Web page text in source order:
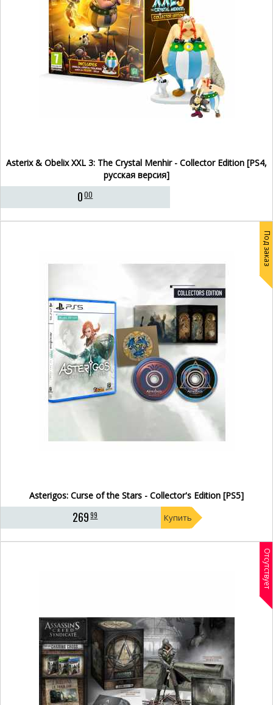
Asterix & Obelix XXL 3: The Crystal Menhir - Collector Edition [PS4,
русская версия]
000
Под заказ
Asterigos: Curse of the Stars - Collector's Edition [PS5]
26999 Купить
Отсутствует